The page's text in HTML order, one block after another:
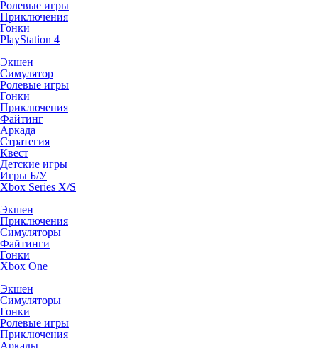
Ролевые игры
Приключения
Гонки
PlayStation 4
Экшен
Симулятор
Ролевые игры
Гонки
Приключения
Файтинг
Аркада
Стратегия
Квест
Детские игры
Игры Б/У
Xbox Series X/S
Экшен
Приключения
Симуляторы
Файтинги
Гонки
Xbox One
Экшен
Симуляторы
Гонки
Ролевые игры
Приключения
Аркады